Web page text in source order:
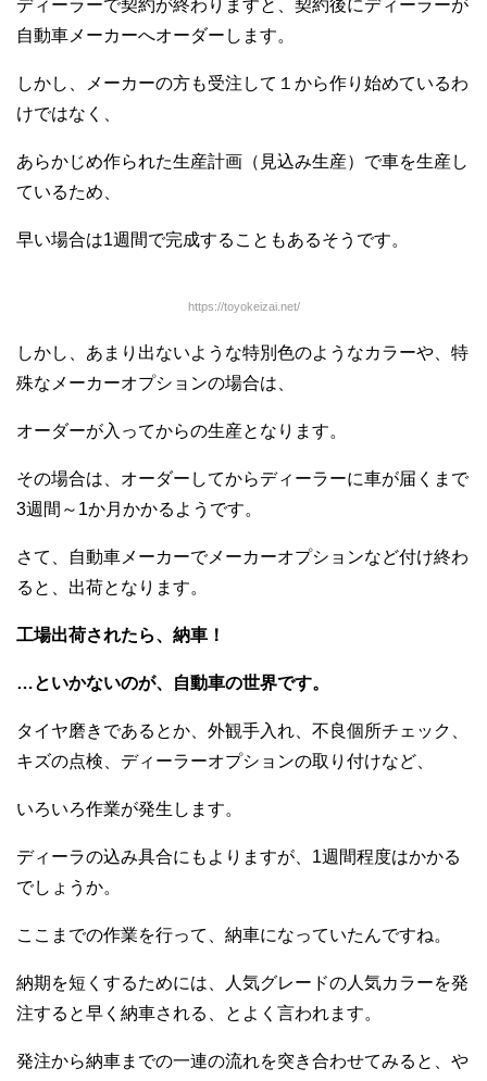
ディーラーで契約が終わりますと、契約後にディーラーが
自動車メーカーへオーダーします。
しかし、メーカーの方も受注して１から作り始めているわ
けではなく、
あらかじめ作られた生産計画（見込み生産）で車を生産し
ているため、
早い場合は1週間で完成することもあるそうです。
https://toyokeizai.net/
しかし、あまり出ないような特別色のようなカラーや、特
殊なメーカーオプションの場合は、
オーダーが入ってからの生産となります。
その場合は、オーダーしてからディーラーに車が届くまで
3週間～1か月かかるようです。
さて、自動車メーカーでメーカーオプションなど付け終わ
ると、出荷となります。
工場出荷されたら、納車！
…といかないのが、自動車の世界です。
タイヤ磨きであるとか、外観手入れ、不良個所チェック、
キズの点検、ディーラーオプションの取り付けなど、
いろいろ作業が発生します。
ディーラの込み具合にもよりますが、1週間程度はかかる
でしょうか。
ここまでの作業を行って、納車になっていたんですね。
納期を短くするためには、人気グレードの人気カラーを発
注すると早く納車される、とよく言われます。
発注から納車までの一連の流れを突き合わせてみると、や